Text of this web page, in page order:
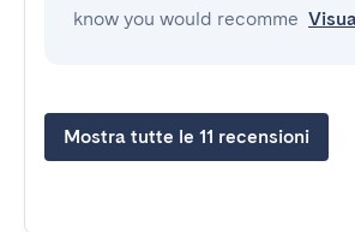
know you would recomme
Mostra tutte le 11 recensioni